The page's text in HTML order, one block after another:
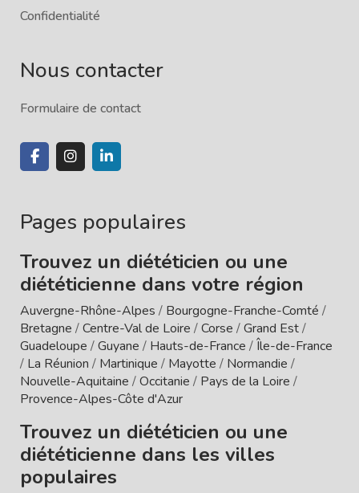
Confidentialité
Nous contacter
Formulaire de contact
Pages populaires
Trouvez un diététicien ou une
diététicienne dans votre région
Auvergne-Rhône-Alpes / Bourgogne-Franche-Comté /
Bretagne /Centre-Val de Loire /Corse /Grand Est/
Guadeloupe /Guyane / Hauts-de-France /Île-de-France
/ La Réunion / Martinique / Mayotte / Normandie /
Nouvelle-Aquitaine /Occitanie / Pays de la Loire /
Provence-Alpes-Côte d'Azur
Trouvez un diététicien ou une
diététicienne dans les villes
populaires